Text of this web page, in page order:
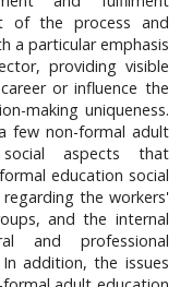
of the process and
a particular emphasis
providing visible
or influence the
making uniqueness.
few non-formal adult
aspects that
education social
the workers'
and the internal
and professional
addition, the issues